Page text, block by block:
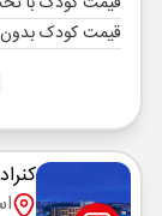
قیمت کودک